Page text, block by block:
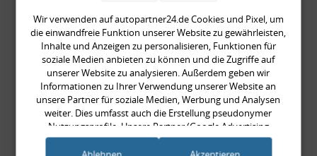
Rückleuchtenband mit
Blinker, rot, US-Ecken,
Audi 80 Cabrio, Typ 89,
OE-Nr.: 8G0945225 +
8G0945225C
999,99 €
999,99 € pro 1
Wir verwenden auf autopartner24.de Cookies und Pixel, um
die einwandfreie Funktion unserer Website zu gewährleisten,
Inhalte und Anzeigen zu personalisieren, Funktionen für
soziale Medien anbieten zu können und die Zugriffe auf
unserer Website zu analysieren. Außerdem geben wir
Informationen zu Ihrer Verwendung unserer Website an
unsere Partner für soziale Medien, Werbung und Analysen
weiter. Dies umfasst auch die Erstellung pseudonymer
Nutzungsprofile. Unsere Partner (Google Advertising
Products) führen diese Informationen möglicherweise mit
weiteren Daten zusammen, die Sie ihnen bereitgestellt haben